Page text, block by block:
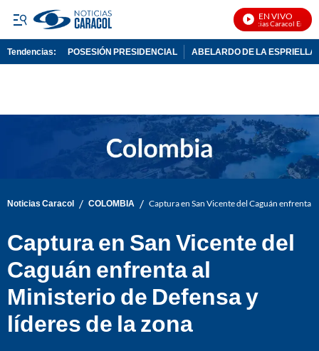
EN VIVO
Noticias Caracol En Vivo
Tendencias: POSESIÓN PRESIDENCIAL ABELARDO DE LA ESPRIELLA
Noticias Caracol / COLOMBIA / Captura en San Vicente del Caguán enfrenta
Captura en San Vicente del
Caguán enfrenta al
Ministerio de Defensa y
líderes de la zona